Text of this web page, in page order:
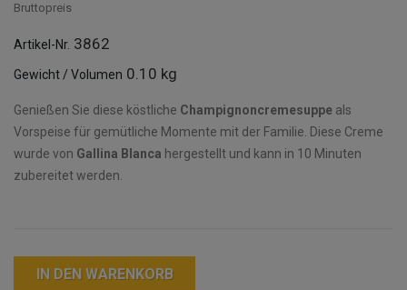
Bruttopreis
Artikel-Nr. 3862
Gewicht / Volumen 0.10 kg
Genießen Sie diese köstliche Champignoncremesuppe als
Vorspeise für gemütliche Momente mit der Familie. Diese Creme
wurde von Gallina Blanca hergestellt und kann in 10 Minuten
zubereitet werden.
IN DEN WARENKORB